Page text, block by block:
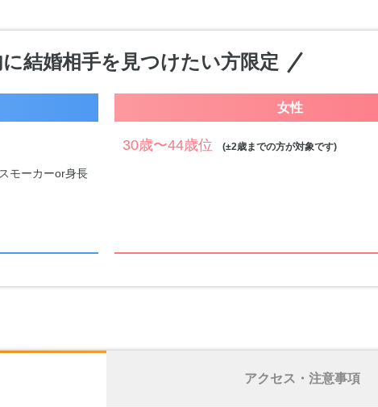
結婚相手を見つけたい方限定
モーカーor身長
女性
30歳〜44歳位 (±2歳までの方が対象です)
アクセス・注意事項